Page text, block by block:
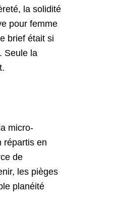
la solidité
pour femme
brief était si
Seule la
micro-
répartis en
de
les pièges
planéité